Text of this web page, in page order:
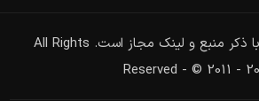
استفاده از مطالب، با ذکر منبع و لینک مجاز است. All Rights
Reserved - © 2011 -